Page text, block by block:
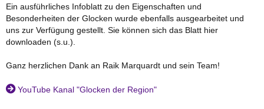
Ein ausführliches Infoblatt zu den Eigenschaften und
Besonderheiten der Glocken wurde ebenfalls ausgearbeitet und
uns zur Verfügung gestellt. Sie können sich das Blatt hier
downloaden (s.u.).
Ganz herzlichen Dank an Raik Marquardt und sein Team!
YouTube Kanal "Glocken der Region"